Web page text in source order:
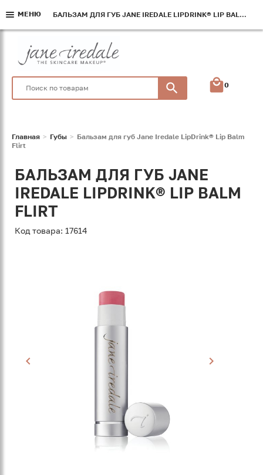
0
Главная Губы
Бальзам для губ Jane Iredale LipDrink® Lip Balm
Flirt
БАЛЬЗАМ ДЛЯ ГУБ JANE
IREDALE LIPDRINK® LIP BALM
FLIRT
Код товара: 17614
МЕНЮ БАЛЬЗАМ ДЛЯ ГУБ JANE IREDALE LIPDRINK® LIP BALM FLIRT
МЕНЮ БАЛЬЗАМ ДЛЯ ГУБ JANE IREDALE LIPDRINK® LIP BALM FLIRT
МЕНЮ БАЛЬЗАМ ДЛЯ ГУБ JANE IREDALE LIPDRINK® LIP BALM FLIRT